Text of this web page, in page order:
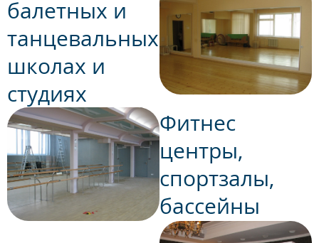
балетных и
танцевальных
школах и
студиях
Фитнес
центры,
спортзалы,
бассейны